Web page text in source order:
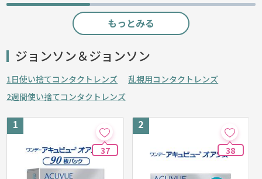
もっとみる
ジョンソン＆ジョンソン
1日使い捨てコンタクトレンズ
乱視用コンタクトレンズ
2週間使い捨てコンタクトレンズ
37 38